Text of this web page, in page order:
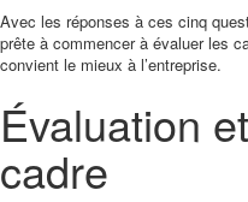
Avec les réponses à ces cinq
prête à commencer à évaluer les
convient le mieux à l’entreprise.
Évaluation
cadre